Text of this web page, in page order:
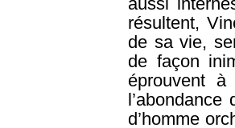
résultent,
de sa vie,
de façon
éprouvent
d’homme